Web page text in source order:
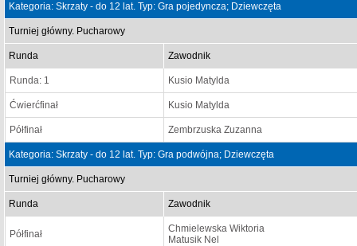
Kategoria: Skrzaty - do 12 lat. Typ: Gra pojedyncza; Dziewczęta
Turniej główny. Pucharowy
Runda Zawodnik
Runda: 1 Kusio Matylda
Ćwierćfinał Kusio Matylda
Półfinał Zembrzuska Zuzanna
Kategoria: Skrzaty - do 12 lat. Typ: Gra podwójna; Dziewczęta
Turniej główny. Pucharowy
Runda Zawodnik
Półfinał
Chmielewska Wiktoria
Matusik Nel